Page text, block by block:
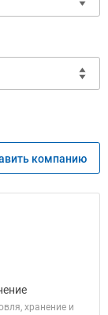
компанию
хранение и